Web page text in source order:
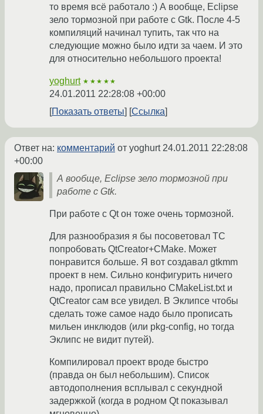
то время всё работало :) А вообще, Eclipse
зело тормозной при работе с Gtk. После 4-5
компиляций начинал тупить, так что на
следующие можно было идти за чаем. И это
для относительно небольшого проекта!
yoghurt ★★★★★
24.01.2011 22:28:08 +00:00
Показать ответы
Ссылка
Ответ на: комментарий от yoghurt24.01.2011 22:28:08
+00:00
А вообще, Eclipse зело тормозной при
работе с Gtk.
При работе с Qt он тоже очень тормозной.
Для разнообразия я бы посоветовал ТС
попробовать QtCreator+CMake. Может
понравится больше. Я вот создавал gtkmm
проект в нем. Сильно конфигурить ничего
надо, прописал правильно CMakeList.txt и
QtCreator сам все увидел. В Эклипсе чтобы
сделать тоже самое надо было прописать
мильен инклюдов (или pkg-config, но тогда
Эклипс не видит путей).
Компилировал проект вроде быстро
(правда он был небольшим). Список
автодополнения всплывал с секундной
задержкой (когда в родном Qt показывал